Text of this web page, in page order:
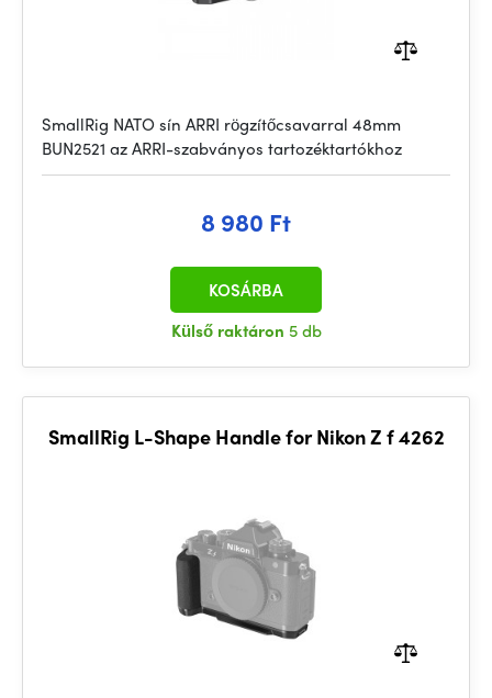
SmallRig NATO sín ARRI rögzítőcsavarral 48mm
BUN2521 az ARRI-szabványos tartozéktartókhoz
8 980 Ft
Külső raktáron 5 db
KOSÁRBA
SmallRig L-Shape Handle for Nikon Z f 4262